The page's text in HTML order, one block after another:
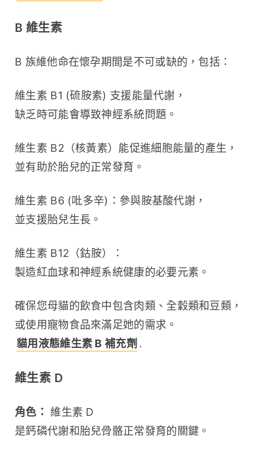
B 維生素
B 族維他命在懷孕期間是不可或缺的，包括：
維生素 B1 (硫胺素) 支援能量代謝，
缺乏時可能會導致神經系統問題。
維生素 B2（核黃素）能促進細胞能量的產生，
並有助於胎兒的正常發育。
維生素 B6 (吡多辛)：參與胺基酸代謝，
並支援胎兒生長。
維生素 B12（鈷胺）：
製造紅血球和神經系統健康的必要元素。
確保您母貓的飲食中包含肉類、全穀類和豆類，
貓用液態維生素 B 補充劑 .
維生素 D
角色： 維生素 D
是鈣磷代謝和胎兒骨骼正常發育的關鍵。